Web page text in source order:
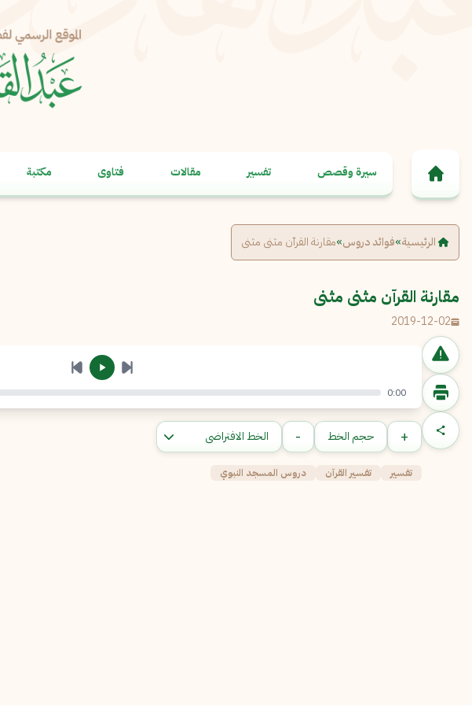
سيرة وقصص تفسير مقالات فتاوى مكتبة
الرئيسية»فوائد دروس»مقارنة القرآن مثنى مثنى
مقارنة القرآن مثنى مثنى
2019-12-02
البريد الإلكتروني*
إرسال
0:00
+ حجم الخط -
تفسير تفسير القرآن دروس المسجد النبوي